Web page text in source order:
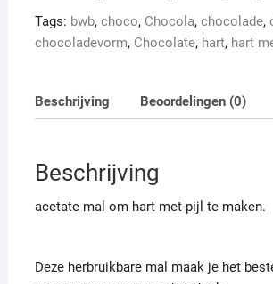
Tags: bwb, choco, Chocola, chocolade,
chocoladevorm, Chocolate, hart, hart
Beschrijving Beoordelingen (0)
Beschrijving
acetate mal om hart met pijl te maken.
Deze herbruikbare mal maak je het